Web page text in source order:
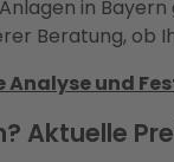
in
Beratung, ob
und
Aktuelle